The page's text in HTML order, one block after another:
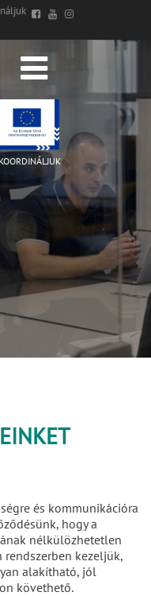
és kommunikációra
hogy a
nélkülözhetetlen
kezeljük,
alakítható, jól
követhető.